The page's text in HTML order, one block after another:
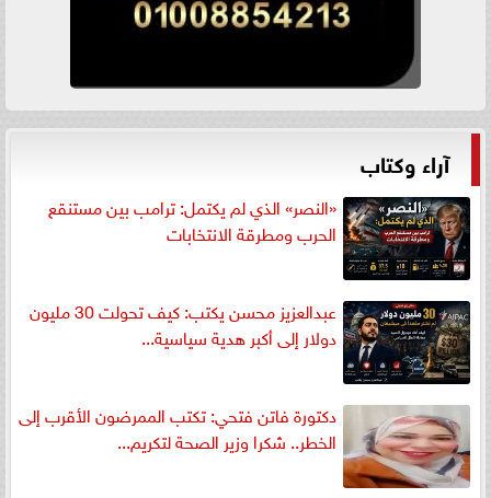
آراء وكتاب
«النصر» الذي لم يكتمل: ترامب بين مستنقع
الحرب ومطرقة الانتخابات
عبدالعزيز محسن يكتب: كيف تحولت 30 مليون
دولار إلى أكبر هدية سياسية...
دكتورة فاتن فتحي: تكتب الممرضون الأقرب إلى
الخطر.. شكرا وزير الصحة لتكريم...